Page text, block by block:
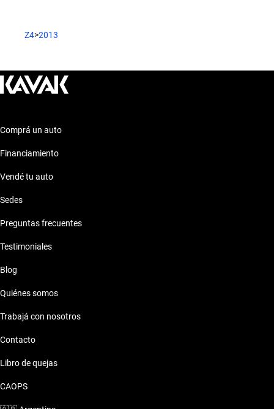
Z4>2013
Comprá un auto
Financiamiento
Vendé tu auto
Sedes
Preguntas frecuentes
Testimoniales
Blog
Quiénes somos
Trabajá con nosotros
Contacto
Libro de quejas
CAOPS